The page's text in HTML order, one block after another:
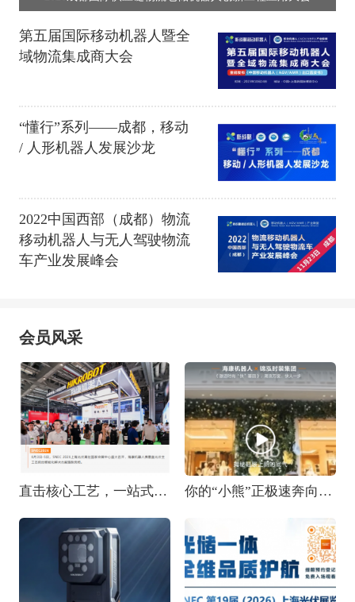
第五届国际移动机器人暨全
域物流集成商大会
“懂行”系列——成都，移动
/ 人形机器人发展沙龙
2022中国西部（成都）物流
移动机器人与无人驾驶物流
车产业发展峰会
会员风采
直击核心工艺，一站式赋能光储智造升级！就在SNEC海康机器人展台 你的“小熊”正极速奔向你！揭秘TEENIE WEENIE日均出库超万件的秘密